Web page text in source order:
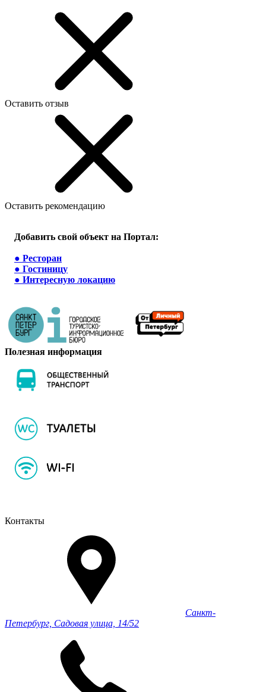
Оставить отзыв
Оставить рекомендацию
Добавить свой объект на Портал:
● Ресторан
● Гостиницу
● Интересную локацию
Полезная информация
Контакты
Санкт-
Петербург, Садовая улица, 14/52